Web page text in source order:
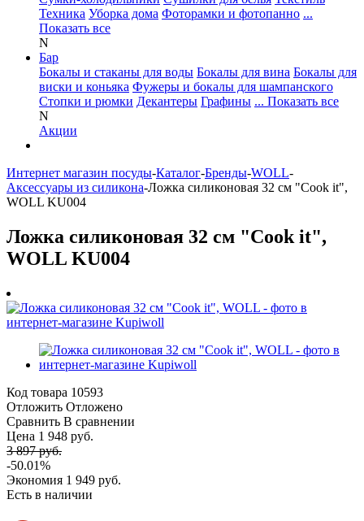
Техника Уборка дома Фоторамки и фотопанно ...
Показать все
N
Бар
Бокалы и стаканы для воды Бокалы для вина Бокалы для
виски и коньяка Фужеры и бокалы для шампанского
Стопки и рюмки Декантеры Графины ... Показать все
N
Акции
Интернет магазин посуды-Каталог-Бренды-WOLL-
Аксессуары из силикона-Ложка силиконовая 32 см "Cook it",
WOLL KU004
Ложка силиконовая 32 см "Cook it",
WOLL KU004
Код товара 10593
Отложить Отложено
Сравнить В сравнении
Цена 1 948 руб.
3 897 руб.
-50.01%
Экономия 1 949 руб.
Есть в наличии